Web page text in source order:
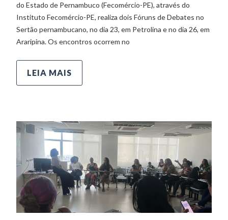
do Estado de Pernambuco (Fecomércio-PE), através do
Instituto Fecomércio-PE, realiza dois Fóruns de Debates no
Sertão pernambucano, no dia 23, em Petrolina e no dia 26, em
Araripina. Os encontros ocorrem no
LEIA MAIS